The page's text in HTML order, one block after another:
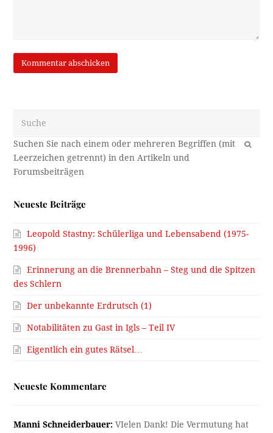
OK
Neueste Beiträge
Leopold Stastny: Schülerliga und Lebensabend (1975-
1996)
Erinnerung an die Brennerbahn – Steg und die Spitzen
des Schlern
Der unbekannte Erdrutsch (1)
Notabilitäten zu Gast in Igls – Teil IV
Eigentlich ein gutes Rätsel…
Neueste Kommentare
Manni Schneiderbauer: VIelen Dank! Die Vermutung hat